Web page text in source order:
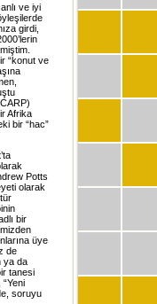
ve iyi
girdi,
“konut ve
Afrika
bir “hac”
Potts
olarak
bir
üye
de
ya da
tanesi
soruyu